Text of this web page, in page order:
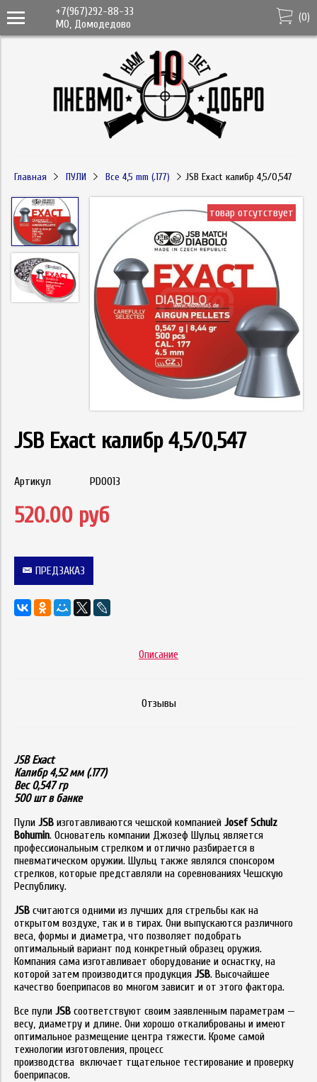
+7(967)292-88-33
МО, Домодедово
(0)
Главная ПУЛИ Все 4,5 mm (.177) JSB Exact калибр 4,5/0,547
товар отсутствует
JSB Exact калибр 4,5/0,547
Артикул PD0013
520.00 руб
ПРЕДЗАКАЗ
Описание
Отзывы
JSB Exact
Калибр 4,52 мм (.177)
Вес 0,547 гр
500 шт в банке
Пули JSB изготавливаются чешской компанией Josef Schulz
Bohumin. Основатель компании Джозеф Шульц является
профессиональным стрелком и отлично разбирается в
пневматическом оружии. Шульц также являлся спонсором
стрелков, которые представляли на соревнованиях Чешскую
Республику.
JSB считаются одними из лучших для стрельбы как на
открытом воздухе, так и в тирах. Они выпускаются различного
веса, формы и диаметра, что позволяет подобрать
оптимальный вариант под конкретный образец оружия.
Компания сама изготавливает оборудование и оснастку, на
которой затем производится продукция JSB. Высочайшее
качество боеприпасов во многом зависит и от этого фактора.
Все пули JSB соответствуют своим заявленным параметрам —
весу, диаметру и длине. Они хорошо откалиброваны и имеют
оптимальное размещение центра тяжести. Кроме самой
технологии изготовления, процесс
производства включает тщательное тестирование и проверку
боеприпасов.